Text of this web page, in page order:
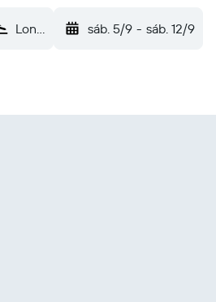
Lonorore (LNE) sáb. 5/9 - sáb. 12/9